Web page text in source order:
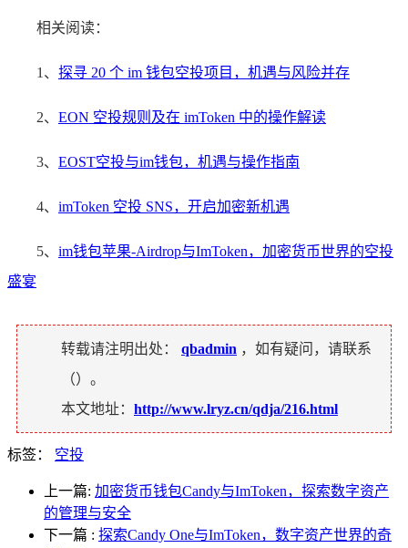
相关阅读：
1、 探寻 20 个 im 钱包空投项目，机遇与风险并存
2、 EON 空投规则及在 imToken 中的操作解读
3、 EOST空投与im钱包，机遇与操作指南
4、 imToken 空投 SNS，开启加密新机遇
5、 im钱包苹果-Airdrop与ImToken，加密货币世界的空投
盛宴
转载请注明出处： qbadmin ，如有疑问，请联系
（）。
本文地址： http://www.lryz.cn/qdja/216.html
标签： 空投
上一篇: 加密货币钱包Candy与ImToken，探索数字资产
的管理与安全
下一篇 : 探索Candy One与ImToken，数字资产世界的奇